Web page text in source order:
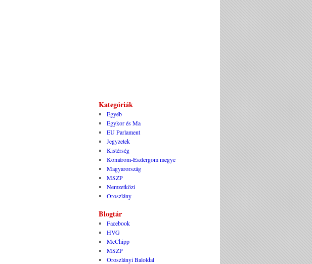
Kategóriák
Egyéb
Egykor és Ma
EU Parlament
Jegyzetek
Kistérség
Komárom-Esztergom megye
Magyarország
MSZP
Nemzetközi
Oroszlány
Blogtár
Facebook
HVG
McChipp
MSZP
Oroszlányi Baloldal